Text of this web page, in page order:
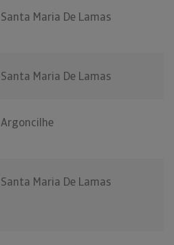
Santa Maria De Lamas
Santa Maria De Lamas
Argoncilhe
Santa Maria De Lamas